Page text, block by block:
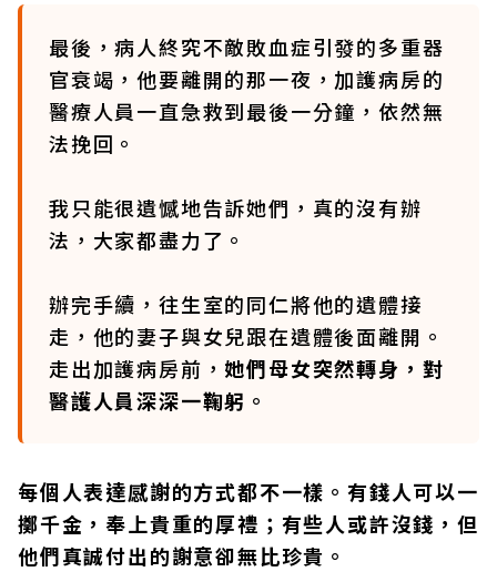
最後，病人終究不敵敗血症引發的多重器
官衰竭，他要離開的那一夜，加護病房的
醫療人員一直急救到最後一分鐘，依然無
法挽回。
我只能很遺憾地告訴她們，真的沒有辦
法，大家都盡力了。
辦完手續，往生室的同仁將他的遺體接
走，他的妻子與女兒跟在遺體後面離開。
走出加護病房前， 她們母女突然轉身，對
醫護人員深深一鞠躬。
每個人表達感謝的方式都不一樣。有錢人可以一
擲千金，奉上貴重的厚禮；有些人或許沒錢，但
他們真誠付出的謝意卻無比珍貴。